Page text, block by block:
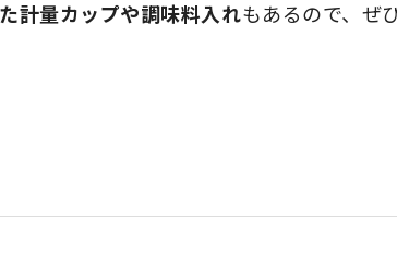
計量カップや調味料入れもあるので、ぜ